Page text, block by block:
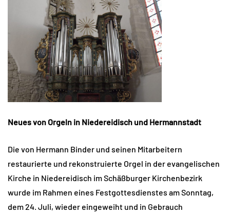
Neues von Orgeln in Niedereidisch und Hermannstadt
Die von Hermann Binder und seinen Mitarbeitern
restaurierte und rekonstruierte Orgel in der evangelischen
Kirche in Niedereidisch im Schäßburger Kirchenbezirk
wurde im Rahmen eines Festgottesdienstes am Sonntag,
dem 24. Juli, wieder eingeweiht und in Gebrauch